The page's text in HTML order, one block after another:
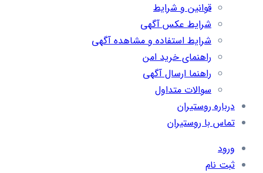
قوانین و شرایط
شرایط عکس آگهی
شرایط استفاده و مشاهده آگهی
راهنمای خرید امن
راهنما ارسال آگهی
سوالات متداول
درباره روستیران
تماس با روستیران
ورود
ثبت نام